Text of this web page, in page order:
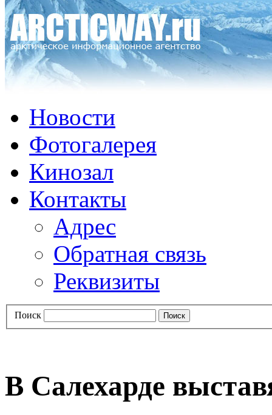
Новости
Фотогалерея
Кинозал
Контакты
Адрес
Обратная связь
Реквизиты
Поиск
В Салехарде